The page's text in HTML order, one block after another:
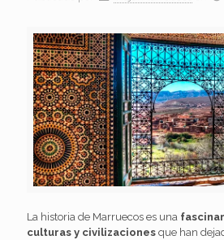
La historia de Marruecos es una
culturas y civilizaciones que han